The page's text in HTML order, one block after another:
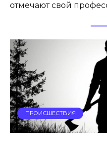
отмечают свой
ПРОИСШЕСТВИЯ